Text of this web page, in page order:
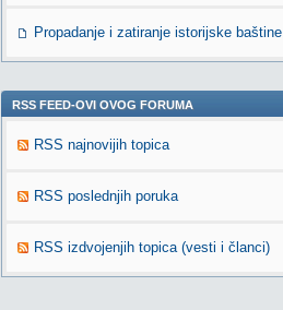
Propadanje i zatiranje istorijske baštine
RSS FEED-OVI OVOG FORUMA
RSS najnovijih topica
RSS poslednjih poruka
RSS izdvojenjih topica (vesti i članci)